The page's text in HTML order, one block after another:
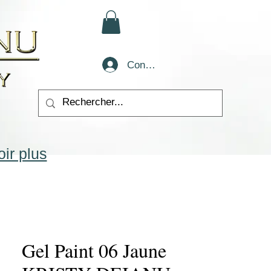
Conectează-te
Gel Paint 06 Jaune
plus